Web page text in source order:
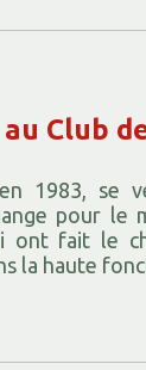
Club
1983, se
pour le
ont fait le
la haute